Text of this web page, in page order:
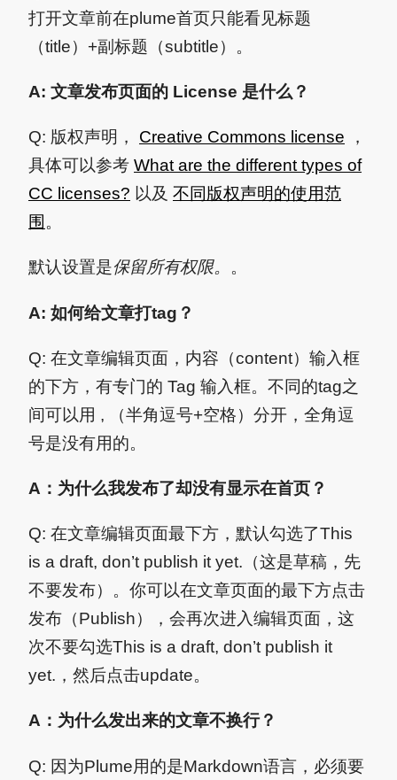
打开文章前在plume首页只能看见标题
（title）+副标题（subtitle）。
A: 文章发布页面的 License 是什么？
Q: 版权声明， Creative Commons license ，
具体可以参考 What are the different types of
CC licenses? 以及 不同版权声明的使用范
围 。
默认设置是保留所有权限。 。
A: 如何给文章打tag？
Q: 在文章编辑页面，内容（content）输入框
的下方，有专门的 Tag 输入框。不同的tag之
间可以用 , （半角逗号+空格）分开，全角逗
号是没有用的。
A：为什么我发布了却没有显示在首页？
Q: 在文章编辑页面最下方，默认勾选了This
is a draft, don’t publish it yet.（这是草稿，先
不要发布）。你可以在文章页面的最下方点击
发布（Publish），会再次进入编辑页面，这
次不要勾选This is a draft, don’t publish it
yet.，然后点击update。
A：为什么发出来的文章不换行？
Q: 因为Plume用的是Markdown语言，必须要